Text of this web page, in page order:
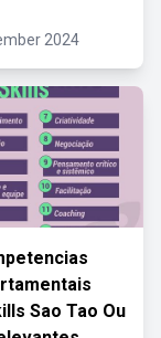
2024
Sao Tao Ou